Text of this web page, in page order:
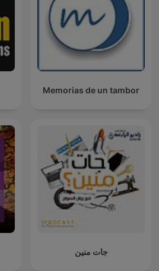
Memorias de un tambor
جات منين